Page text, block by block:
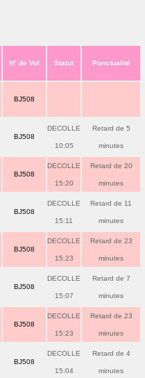
N° de Vol Statut Ponctualité
BJ508
BJ508
DECOLLE
10:05
Retard de 5
minutes
BJ508
DECOLLE
15:20
Retard de 20
minutes
BJ508
DECOLLE
15:11
Retard de 11
minutes
BJ508
DECOLLE
15:23
Retard de 23
minutes
BJ508
DECOLLE
15:07
Retard de 7
minutes
BJ508
DECOLLE
15:23
Retard de 23
minutes
BJ508
DECOLLE
15:04
Retard de 4
minutes